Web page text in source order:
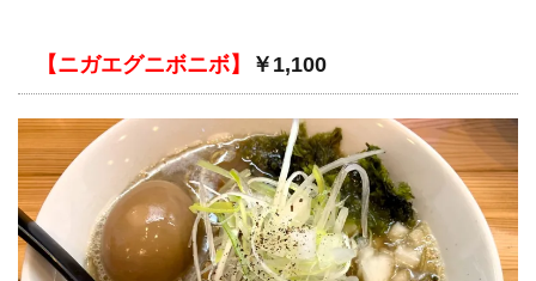
【ニガエグニボニボ】 ￥1,100